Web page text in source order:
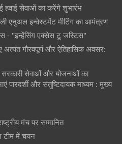
हवाई सेवाओं का करेंगे शुभारंभ
एनुअल इन्वेस्टमेंट मीटिंग का आमंत्रण
- "इन्हेंसिंग एक्सेस टू जस्टिस"
गौरवपूर्ण और ऐतिहासिक अवसर:
सरकारी सेवाओं और योजनाओं का
पारदर्शी और संतुष्टिदायक माध्यम : मुख्य
मंच पर सम्मानित
टीम में चयन